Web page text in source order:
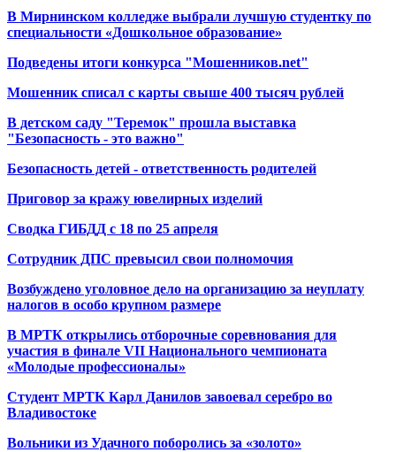
В Мирнинском колледже выбрали лучшую студентку по
специальности «Дошкольное образование»
Подведены итоги конкурса "Мошенников.net"
Мошенник списал с карты свыше 400 тысяч рублей
В детском саду "Теремок" прошла выставка
"Безопасность - это важно"
Безопасность детей - ответственность родителей
Приговор за кражу ювелирных изделий
Сводка ГИБДД с 18 по 25 апреля
Сотрудник ДПС превысил свои полномочия
Возбуждено уголовное дело на организацию за неуплату
налогов в особо крупном размере
В МРТК открылись отборочные соревнования для
участия в финале VII Национального чемпионата
«Молодые профессионалы»
Студент МРТК Карл Данилов завоевал серебро во
Владивостоке
Вольники из Удачного поборолись за «золото»